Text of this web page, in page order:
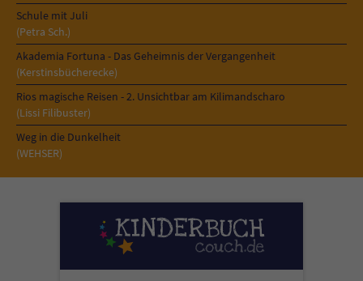
Schule mit Juli
(Petra Sch.)
Akademia Fortuna - Das Geheimnis der Vergangenheit
(Kerstinsbücherecke)
Rios magische Reisen - 2. Unsichtbar am Kilimandscharo
(Lissi Filibuster)
Weg in die Dunkelheit
(WEHSER)